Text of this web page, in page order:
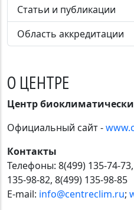
Статьи и публикации
Область аккредитации
О ЦЕНТРЕ
Центр
Официальный сайт -
Контакты
Телефоны: 8(499) 135-74-
135-98-82, 8(499) 135-98-85
E-mail: info@centreclim.ru;